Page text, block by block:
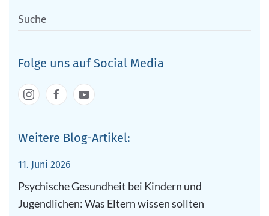
Folge uns auf Social Media
Weitere Blog-Artikel:
11. Juni 2026
Psychische Gesundheit bei Kindern und
Jugendlichen: Was Eltern wissen sollten